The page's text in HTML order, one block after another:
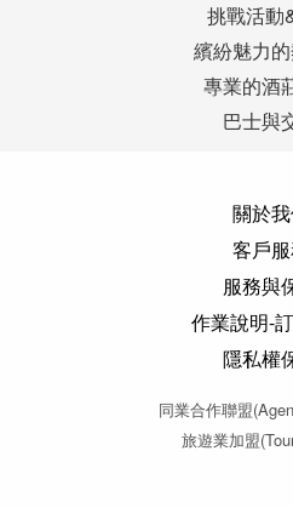
挑戰活動
繽紛魅力
專業的酒
巴士與
關於
客戶
服務與
作業說明-
隱私權
同業合作聯盟
旅遊業加盟